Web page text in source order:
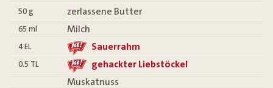
50 g zerlassene Butter
65 ml Milch
4 EL Sauerrahm
0.5 TL
gehackter Liebstöckel
Muskatnuss